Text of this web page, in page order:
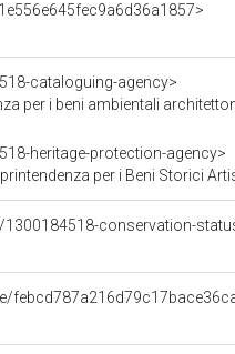
cataloguing-agency>
per i beni ambientali
heritage-protection-agency>
per i Beni Storici
conservation-